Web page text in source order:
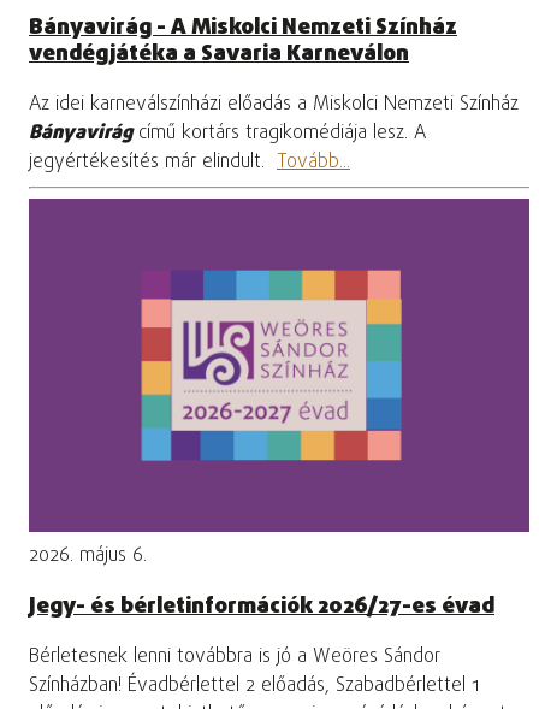
Bányavirág - A Miskolci Nemzeti Színház
vendégjátéka a Savaria Karneválon
Az idei karneválszínházi előadás a Miskolci Nemzeti Színház
Bányavirágcímű kortárs tragikomédiája lesz. A
jegyértékesítés már elindult. Tovább...
2026. május 6.
Jegy- és bérletinformációk 2026/27-es évad
Bérletesnek lenni továbbra is jó a Weöres Sándor
Színházban! Évadbérlettel 2 előadás, Szabadbérlettel 1